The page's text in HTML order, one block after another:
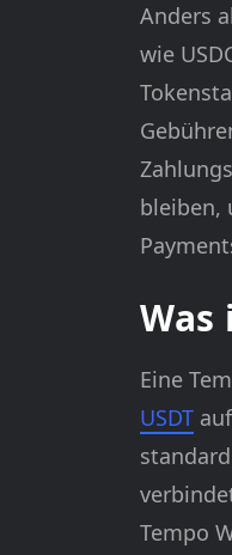
Anders
wie
bleiben,
Eine
USDT
Tempo